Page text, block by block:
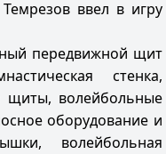
ввел в игру
передвижной щит
стенка,
щиты, волейбольные
оборудование и
волейбольная